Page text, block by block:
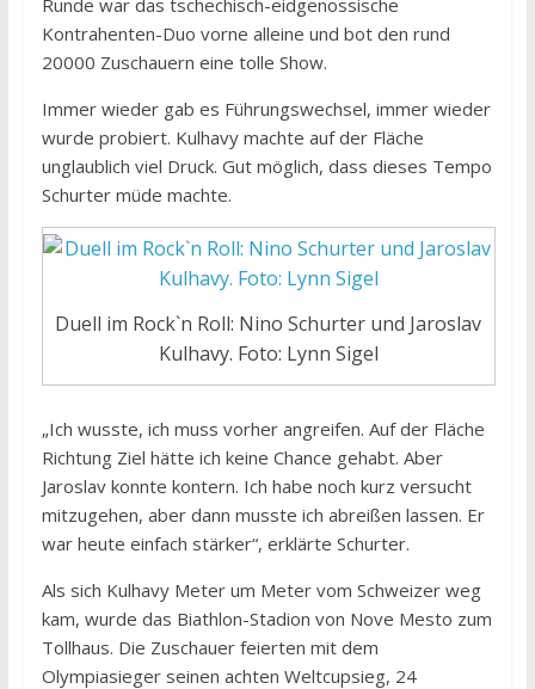
Runde war das tschechisch-eidgenossische
Kontrahenten-Duo vorne alleine und bot den rund
20000 Zuschauern eine tolle Show.
Immer wieder gab es Führungswechsel, immer wieder
wurde probiert. Kulhavy machte auf der Fläche
unglaublich viel Druck. Gut möglich, dass dieses Tempo
Schurter müde machte.
Duell im Rock`n Roll: Nino Schurter und Jaroslav
Kulhavy. Foto: Lynn Sigel
„Ich wusste, ich muss vorher angreifen. Auf der Fläche
Richtung Ziel hätte ich keine Chance gehabt. Aber
Jaroslav konnte kontern. Ich habe noch kurz versucht
mitzugehen, aber dann musste ich abreißen lassen. Er
war heute einfach stärker“, erklärte Schurter.
Als sich Kulhavy Meter um Meter vom Schweizer weg
kam, wurde das Biathlon-Stadion von Nove Mesto zum
Tollhaus. Die Zuschauer feierten mit dem
Olympiasieger seinen achten Weltcupsieg, 24